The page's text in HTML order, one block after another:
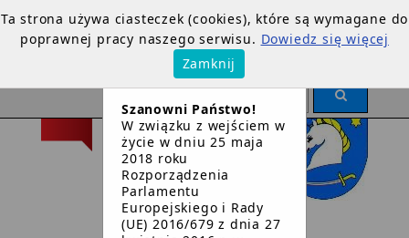
Urząd Gminy
Ta strona używa ciasteczek (cookies), które są wymagane do
poprawnej pracy naszego serwisu. Dowiedz się więcej
Zamknij
×
OGŁOSZENIE
Szanowni Państwo!
W związku z wejściem w
życie w dniu 25 maja
2018 roku
Rozporządzenia
Parlamentu
Europejskiego i Rady
(UE) 2016/679 z dnia 27